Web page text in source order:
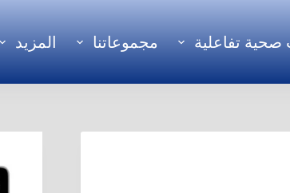
صحية تفاعلية مجموعاتنا المزيد